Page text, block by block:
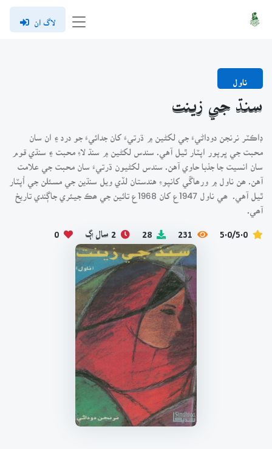
لاگ ان
ناول
سنڌ جي زينت
ڊاڪٽر نرنجن دوداڻيءَ جي لکڻين ۾ ڌرتيءَ کان جدائيءَ جو درد ۽ ان سان
محبت جي ڀرپور اپٽار ٿيل آهي. سندس لکڻين ۾ سنڌ لاءِ محبت ۽ سنڌي قوم
سان انسيت جا جذبا حاوي آهن. سندس لکڻيون ڌرتيءَ سان محبت جي علامت
آهن. ھن ناول ۾ ورھاڱي کانپوءِ هندستان لڏي ويل سنڌين جي مسئلن جي اُپٽار
ٿيل آهي. ھي ناول 1947ع کان 1968ع تائين جي ھڪ جيئري جاڳندي تاريخ
آھي.
5.0/5.0
231
28 2 سال اڳ 0